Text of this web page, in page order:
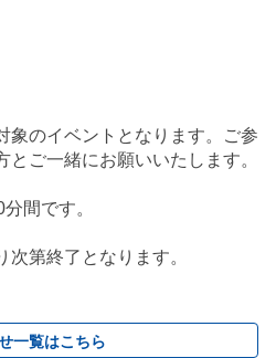
のイベントとなります。ご参
ご一緒にお願いいたします。
間です。
第終了となります。
一覧はこちら